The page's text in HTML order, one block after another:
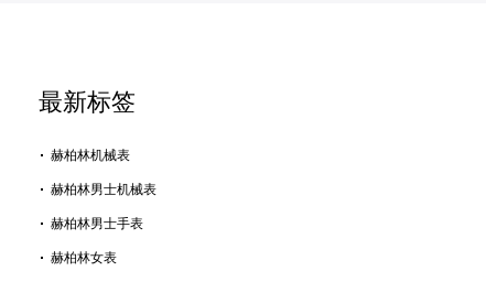
最新标签
赫柏林机械表
赫柏林男士机械表
赫柏林男士手表
赫柏林女表